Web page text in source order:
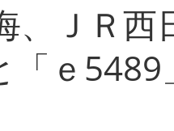
、ＪＲ
「ｅ